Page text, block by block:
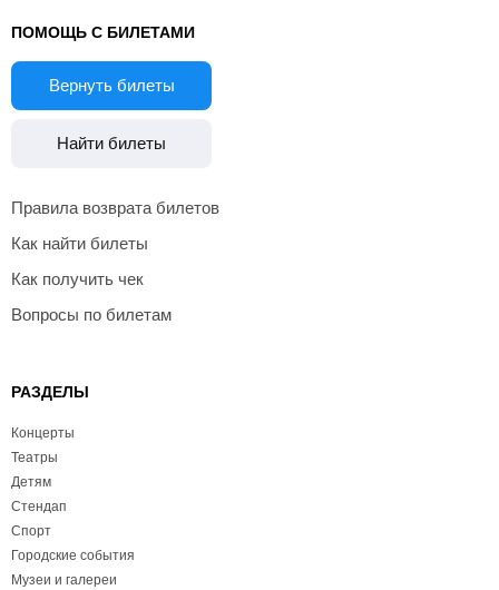
ПОМОЩЬ С БИЛЕТАМИ
Вернуть билеты
Найти билеты
Правила возврата билетов
Как найти билеты
Как получить чек
Вопросы по билетам
РАЗДЕЛЫ
Концерты
Театры
Детям
Стендап
Спорт
Городские события
Музеи и галереи